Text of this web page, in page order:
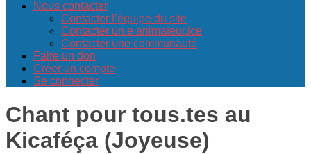
Nous contacter
Contacter l’équipe du site
Contacter un.e animateur.ice
Contacter une communauté
Faire un don
Créer un compte
Se connecter
Chant pour tous.tes au
Kicaféça (Joyeuse)